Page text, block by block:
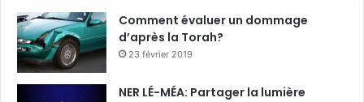
Comment évaluer un dommage
d’après la Torah?
23 février 2019
NER LÉ-MÉA: Partager la lumière